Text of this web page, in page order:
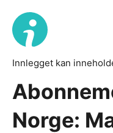
Innlegget kan
Norge: